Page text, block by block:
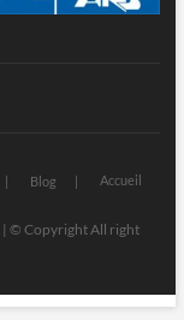
Blog Accueil
| © Copyright All right